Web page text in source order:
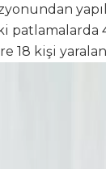
patlamalarda
18 kişi